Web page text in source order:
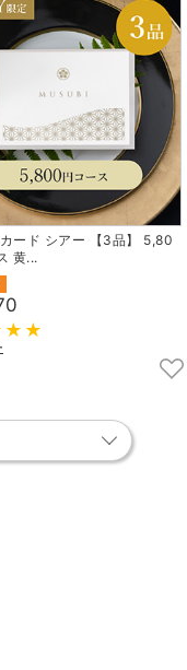
ード シアー 【3品】 5,80
黄...